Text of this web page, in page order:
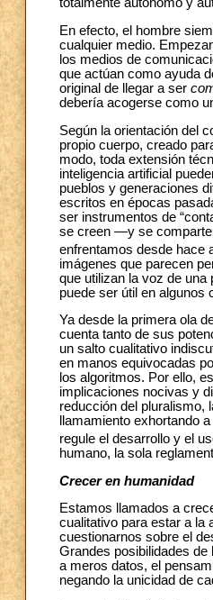
totalmente autónomo y
En efecto, el hombre
cualquier medio.
los medios de
que actúan como ayuda
original de llegar a ser
debería acogerse como
Según la orientación del
propio cuerpo, creado
modo, toda extensión
inteligencia artificial
pueblos y generaciones
escritos en épocas
ser instrumentos de
se creen —y se
enfrentamos desde hace
imágenes que parecen
que utilizan la voz de
puede ser útil en
Ya desde la primera ola
cuenta tanto de sus
un salto cualitativo
en manos equivocadas
los algoritmos. Por ello,
implicaciones nocivas y
reducción del pluralismo,
llamamiento exhortando
regule el desarrollo y el
humano, la sola
Crecer en humanidad
Estamos llamados a
cualitativo para estar a la
cuestionarnos sobre el
Grandes posibilidades
a meros datos, el
negando la unicidad de